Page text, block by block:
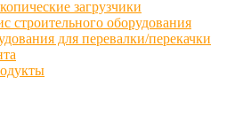
загрузчики
строительного оборудования
для перевалки/перекачки